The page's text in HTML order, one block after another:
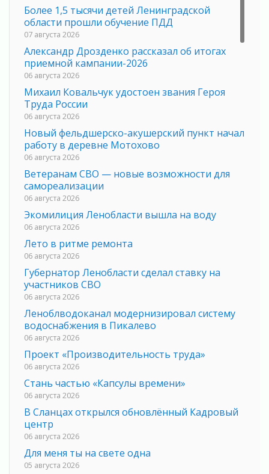
Более 1,5 тысячи детей Ленинградской
области прошли обучение ПДД
07 августа 2026
Александр Дрозденко рассказал об итогах
приемной кампании-2026
06 августа 2026
Михаил Ковальчук удостоен звания Героя
Труда России
06 августа 2026
Новый фельдшерско-акушерский пункт начал
работу в деревне Мотохово
06 августа 2026
Ветеранам СВО — новые возможности для
самореализации
06 августа 2026
Экомилиция Ленобласти вышла на воду
06 августа 2026
Лето в ритме ремонта
06 августа 2026
Губернатор Ленобласти сделал ставку на
участников СВО
06 августа 2026
Леноблводоканал модернизировал систему
водоснабжения в Пикалево
06 августа 2026
Проект «Производительность труда»
06 августа 2026
Стань частью «Капсулы времени»
06 августа 2026
В Сланцах открылся обновлённый Кадровый
центр
06 августа 2026
Для меня ты на свете одна
05 августа 2026